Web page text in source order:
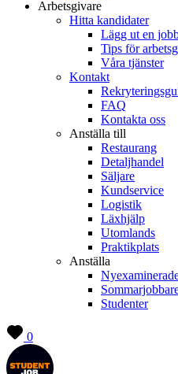
Arbetsgivare
Hitta kandidater
Lägg ut en
Tips för
Våra tjänster
Kontakt
FAQ
Kontakta oss
Anställa till
Restaurang
Detaljhandel
Säljare
Kundservice
Logistik
Läxhjälp
Utomlands
Praktikplats
Anställa
Studenter
0